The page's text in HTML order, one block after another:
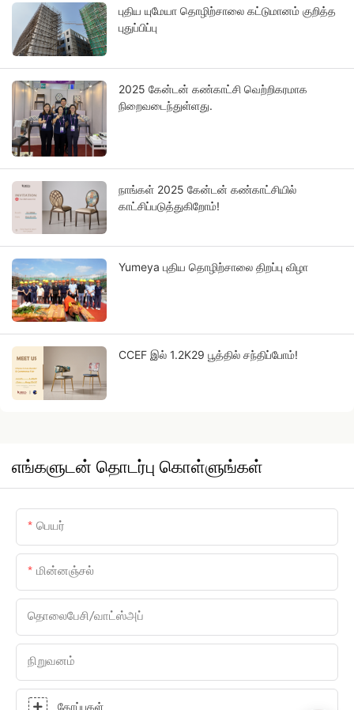
புதிய யுமேயா தொழிற்சாலை கட்டுமானம் குறித்த
புதுப்பிப்பு
2025 கேன்டன் கண்காட்சி வெற்றிகரமாக
நிறைவடைந்துள்ளது.
நாங்கள் 2025 கேன்டன் கண்காட்சியில்
காட்சிப்படுத்துகிறோம்!
Yumeya புதிய தொழிற்சாலை திறப்பு விழா
CCEF இல் 1.2K29 பூத்தில் சந்திப்போம்!
எங்களுடன் தொடர்பு கொள்ளுங்கள்
பெயர்
மின்னஞ்சல்
தொலைபேசி/வாட்ஸ்அப்
நிறுவனம்